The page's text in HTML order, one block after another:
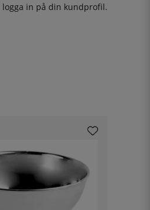
logga in på din kundprofil.